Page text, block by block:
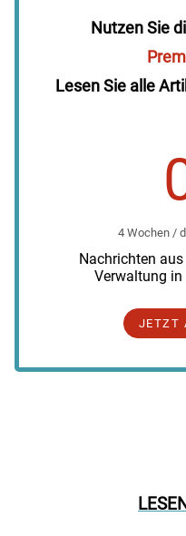
Nutzen Sie
Lesen Sie alle
4 Wochen /
Nachrichten
Verwaltung in
JETZT